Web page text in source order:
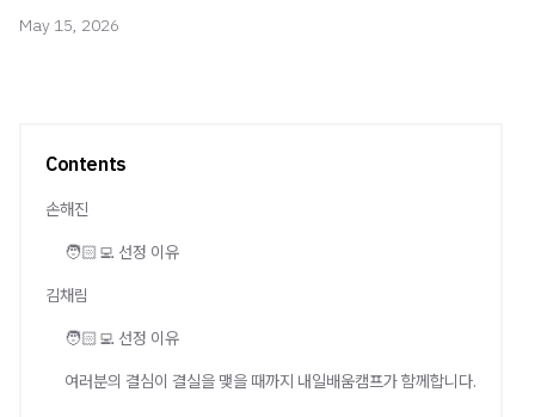
May 15, 2026
Contents
손해진
🧑🏻‍💻 선정 이유
김채림
🧑🏻‍💻 선정 이유
여러분의 결심이 결실을 맺을 때까지 내일배움캠프가 함께합니다.